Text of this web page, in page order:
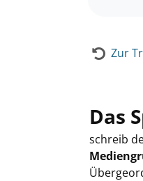
Zur
Das
schreib